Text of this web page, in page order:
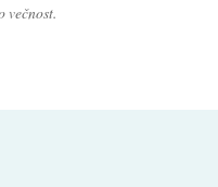
večnost.